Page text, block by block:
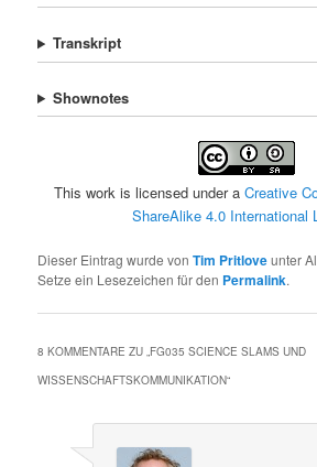
Transkript
Shownotes
This work is licensed under a Creative
ShareAlike 4.0 International
Dieser Eintrag wurde vonTim Pritloveunter
Setze ein Lesezeichen für den Permalink.
8 KOMMENTARE ZU „FG035 SCIENCE SLAMS UND
WISSENSCHAFTSKOMMUNIKATION“